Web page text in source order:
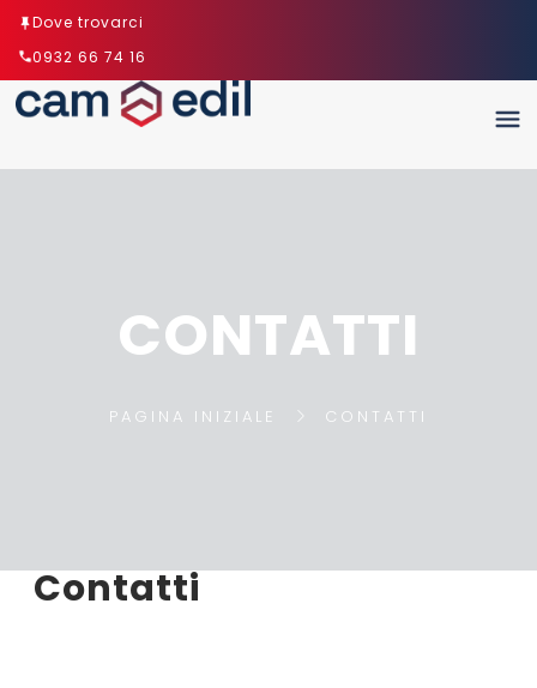
Dove trovarci
0932 66 74 16
CONTATTI
PAGINA INIZIALE CONTATTI
Contatti